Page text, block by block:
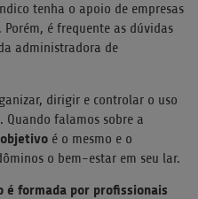
tenha o apoio de empresas
é frequente as dúvidas
administradora de
dirigir e controlar o uso
Quando falamos sobre a
objetivo é o mesmo e o
o bem-estar em seu lar.
é formada por profissionais